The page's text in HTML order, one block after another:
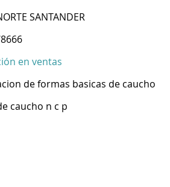
SANTANDER
en ventas
de formas basicas de caucho
caucho n c p